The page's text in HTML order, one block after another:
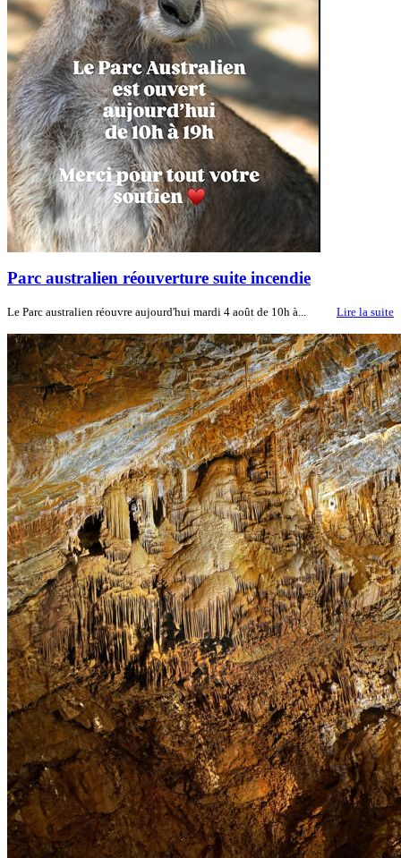
Parc australien réouverture suite incendie
Le Parc australien réouvre aujourd'hui mardi 4 août de 10h à... Lire la suite